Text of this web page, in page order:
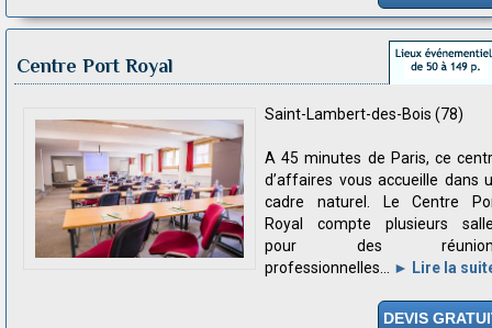
Centre Port Royal
Saint-Lambert-des-Bois (78)
A 45 minutes de Paris, ce
d’affaires vous accueille dans
cadre naturel. Le Centre
Royal compte plusieurs
pour des
professionnelles...
► Lire la
DEVIS